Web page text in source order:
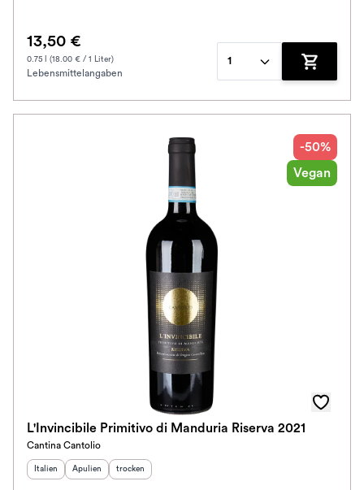
13,50 €
0.75 l (18.00 € / 1 Liter)
Lebensmittelangaben
1
Zum
-50%
Vegan
L'Invincibile Primitivo di Manduria Riserva 2021
Cantina Cantolio
Herkunftsland:
Italien Herkunftsregion:
Apulien Geschmack
trocken